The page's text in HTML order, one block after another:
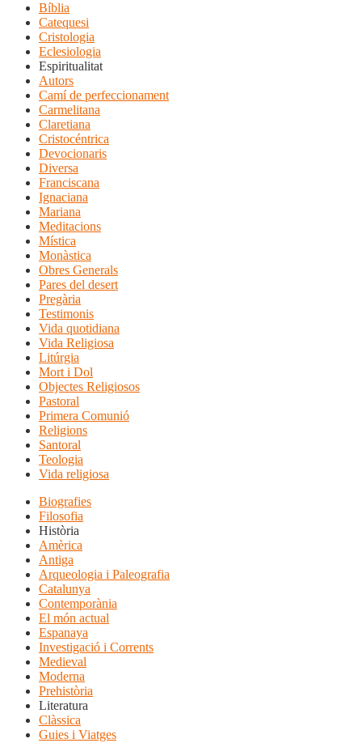
Bíblia
Catequesi
Cristologia
Eclesiologia
Espiritualitat
Autors
Camí de perfeccionament
Carmelitana
Claretiana
Cristocéntrica
Devocionaris
Diversa
Franciscana
Ignaciana
Mariana
Meditacions
Mística
Monàstica
Obres Generals
Pares del desert
Pregària
Testimonis
Vida quotidiana
Vida Religiosa
Litúrgia
Mort i Dol
Objectes Religiosos
Pastoral
Primera Comunió
Religions
Santoral
Teologia
Vida religiosa
Biografies
Filosofia
Història
Amèrica
Antiga
Arqueologia i Paleografia
Catalunya
Contemporània
El món actual
Espanaya
Investigació i Corrents
Medieval
Moderna
Prehistòria
Literatura
Clàssica
Guies i Viatges